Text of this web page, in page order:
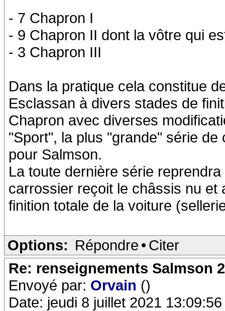
- 7 Chapron I
- 9 Chapron II dont la vôtre qui
- 3 Chapron III
Dans la pratique cela constitue
Esclassan à divers stades de
Chapron avec diverses
"Sport", la plus "grande" série
pour Salmson.
La toute dernière série
carrossier reçoit le châssis nu et
finition totale de la voiture
Options: Répondre • Citer
Re: renseignements Salmson
Envoyé par: Orvain ()
Date: jeudi 8 juillet 2021 13:09:56